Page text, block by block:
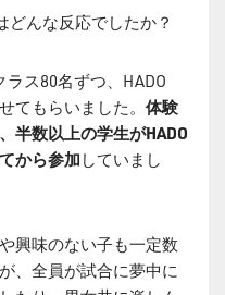
んな反応でしたか？
ス80名ずつ、HADO
てもらいました。 体験
半数以上の学生がHADO
から参加 していまし
興味のない子も一定数
、全員が試合に夢中に